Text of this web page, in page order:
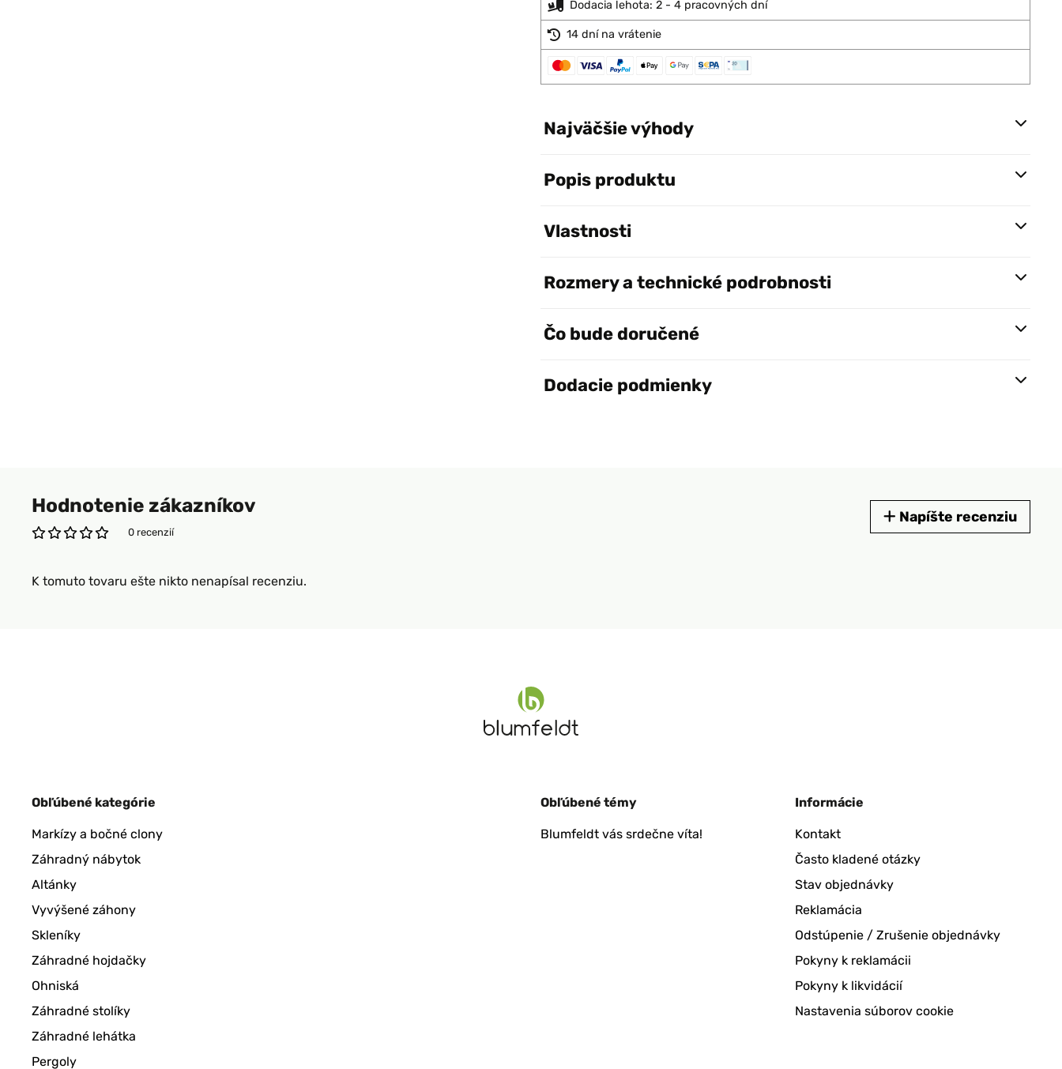
Dodacia lehota: 2 - 4 pracovných dní
14 dní na vrátenie
Najväčšie výhody
Popis produktu
Vlastnosti
Rozmery a technické podrobnosti
Čo bude doručené
Dodacie podmienky
Hodnotenie zákazníkov
0 recenzií
Napíšte recenziu
K tomuto tovaru ešte nikto nenapísal recenziu.
Obľúbené kategórie
Markízy a bočné clony
Záhradný nábytok
Altánky
Vyvýšené záhony
Skleníky
Záhradné hojdačky
Ohniská
Záhradné stolíky
Záhradné lehátka
Pergoly
Obľúbené témy
Blumfeldt vás srdečne víta!
Informácie
Kontakt
Často kladené otázky
Stav objednávky
Reklamácia
Odstúpenie / Zrušenie objednávky
Pokyny k reklamácii
Pokyny k likvidácií
Nastavenia súborov cookie